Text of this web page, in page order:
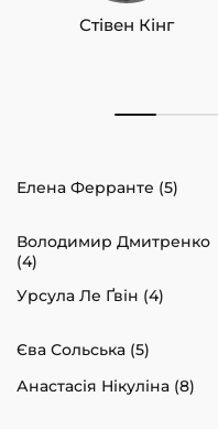
Стівен Кінг
Елена Ферранте (5)
Володимир Дмитренко
(4)
Урсула Ле Ґвін (4)
Єва Сольська (5)
Анастасія Нікуліна (8)